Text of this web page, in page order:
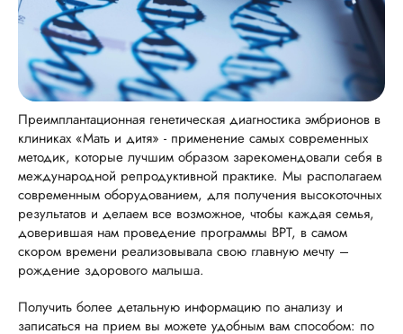
Преимплантационная генетическая диагностика эмбрионов в
клиниках «Мать и дитя» - применение самых современных
методик, которые лучшим образом зарекомендовали себя в
международной репродуктивной практике. Мы располагаем
современным оборудованием, для получения высокоточных
результатов и делаем все возможное, чтобы каждая семья,
доверившая нам проведение программы ВРТ, в самом
скором времени реализовывала свою главную мечту –
рождение здорового малыша.
Получить более детальную информацию по анализу и
записаться на прием вы можете удобным вам способом: по